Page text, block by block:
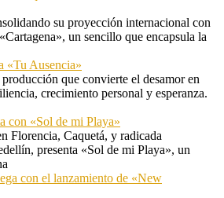
su proyección internacional con
un sencillo que encapsula la
«Tu Ausencia»
que convierte el desamor en
crecimiento personal y esperanza.
con «Sol de mi Playa»
Florencia, Caquetá, y radicada
presenta «Sol de mi Playa», un
con el lanzamiento de «New